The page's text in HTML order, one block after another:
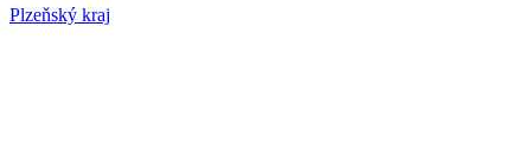
Plzeňský kraj